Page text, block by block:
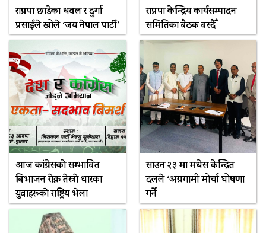
राप्रपा छाडेका धवल र दुर्गा
प्रसाईंले खोले ‘जय नेपाल पार्टी’
राप्रपा केन्द्रिय कार्यसम्पादन
समितिका बैठक बस्दैँ
आज कांग्रेसकाे सम्भावित
बिभाजन राेक्न तेस्राे धारका
युवाहरूकाे राष्ट्रिय भेला
साउन २३ मा मधेस केन्द्रित
दलले ‘अग्रगामी मोर्चा घोषणा
गर्ने